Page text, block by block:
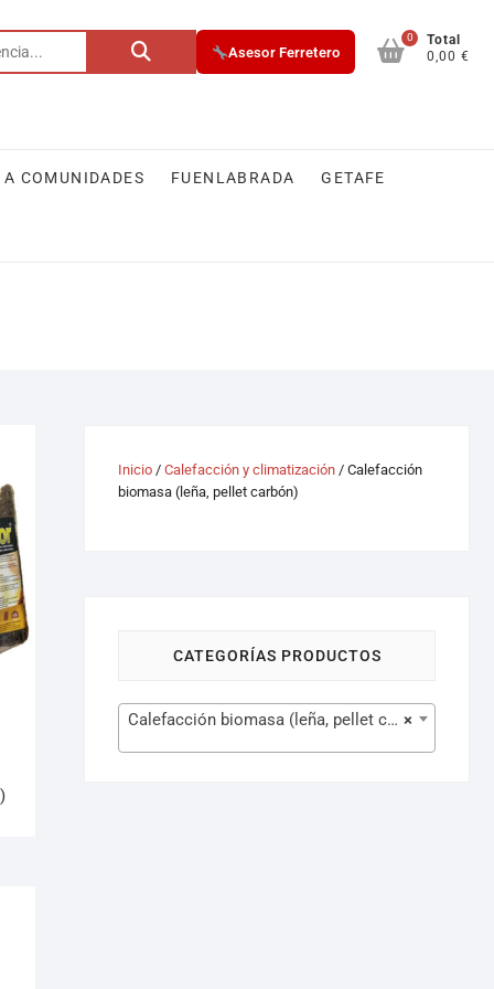
Asesor Ferretero
0
Total
0,00 €
COMUNIDADES FUENLABRADA GETAFE
Inicio / Calefacción y climatización / Calefacción
biomasa (leña, pellet carbón)
CATEGORÍAS PRODUCTOS
×
Calefacción biomasa (leña, pellet carbón) (247)